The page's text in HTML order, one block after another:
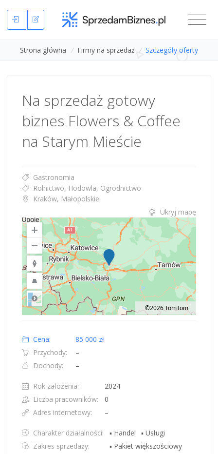
Strona główna / Firmy na sprzedaż / Szczegóły oferty
Na sprzedaż gotowy
biznes Flowers & Coffee
na Starym Mieście
Gastronomia
Rolnictwo, Hodowla, Ogrodnictwo
Kraków, Małopolskie
Ukryj mapę
Road
©2026 TomTom
Cena:
85 000 zł
Przychody:
–
Dochody:
–
Rok założenia:
2024
Liczba pracowników:
0
Adres internetowy:
–
Charakter działalności: ▪ Handel
▪ Usługi
Zakres sprzedaży:
▪ Pakiet większościowy